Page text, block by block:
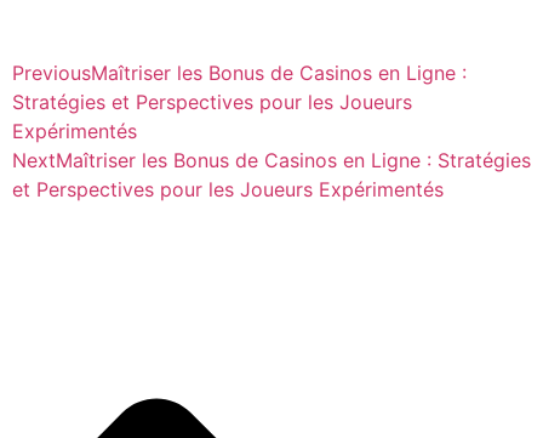
PreviousMaîtriser les Bonus de Casinos en Ligne :
Stratégies et Perspectives pour les Joueurs
Expérimentés
NextMaîtriser les Bonus de Casinos en Ligne : Stratégies
et Perspectives pour les Joueurs Expérimentés